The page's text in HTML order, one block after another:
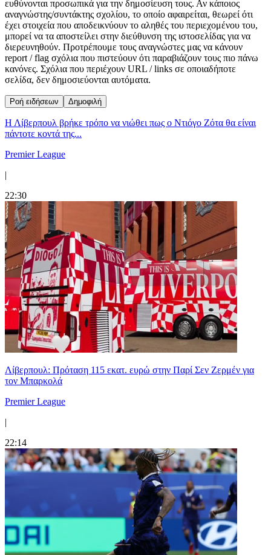
ευθύνονται προσωπικά για την δημοσίευση τους. Αν κάποιος
αναγνώστης/συντάκτης σχολίου, το οποίο αφαιρείται, θεωρεί ότι
έχει στοιχεία που αποδεικνύουν το αληθές του περιεχομένου του,
μπορεί να τα αποστείλει στην διεύθυνση της ιστοσελίδας για να
διερευνηθούν. Προτρέπουμε τους αναγνώστες μας να κάνουν
report / flag σχόλια που πιστεύουν ότι παραβιάζουν τους πιο πάνω
κανόνες. Σχόλια που περιέχουν URL / links σε οποιαδήποτε
σελίδα, δεν δημοσιεύονται αυτόματα.
Ροή ειδήσεων Δημοφιλή
Η Λίβερπουλ βρήκε τρόπο να νιώθει πως ο Ντιόγο Ζότα θα είναι
πάντοτε κοντά της...
Premier League
|
22:30
Λίβερπουλ: Πρόταση 115 εκατ. ευρώ στην Παρί Σεν Ζερμέν για
τον Μπαρκολά
Premier League
|
22:14